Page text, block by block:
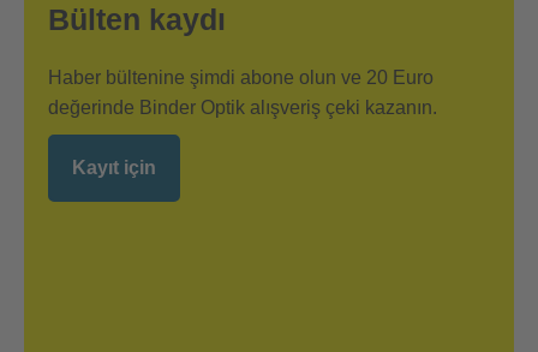
Bülten kaydı
Haber bültenine şimdi abone olun ve 20 Euro
değerinde Binder Optik alışveriş çeki kazanın.
Kayıt için